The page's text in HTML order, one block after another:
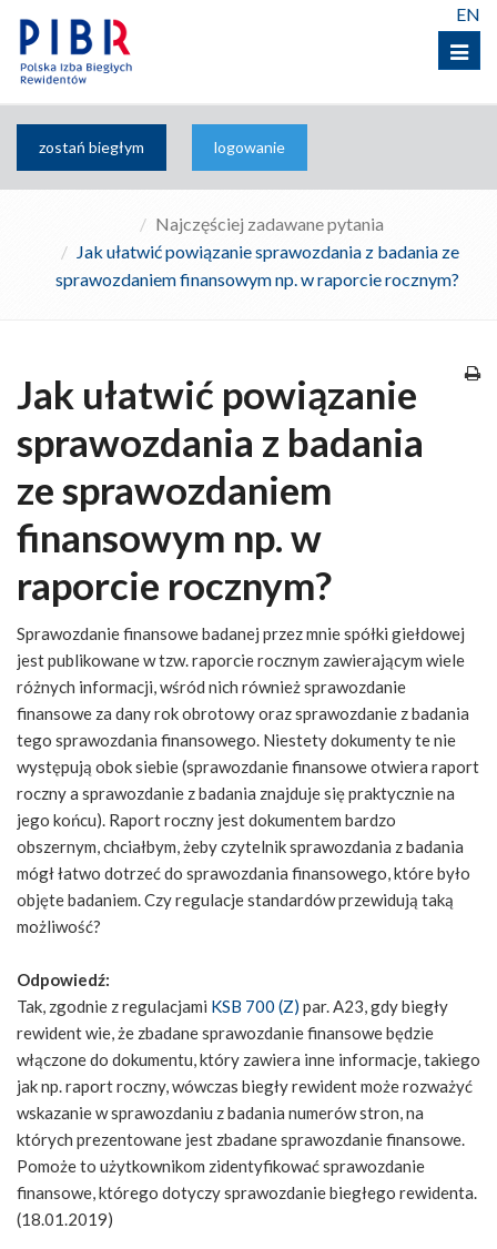
Menu
EN
zostań biegłym logowanie
Najczęściej zadawane pytania
Jak ułatwić powiązanie sprawozdania z badania ze
sprawozdaniem finansowym np. w raporcie rocznym?
Jak ułatwić powiązanie
sprawozdania z badania
ze sprawozdaniem
finansowym np. w
raporcie rocznym?
Sprawozdanie finansowe badanej przez mnie spółki giełdowej
jest publikowane w tzw. raporcie rocznym zawierającym wiele
różnych informacji, wśród nich również sprawozdanie
finansowe za dany rok obrotowy oraz sprawozdanie z badania
tego sprawozdania finansowego. Niestety dokumenty te nie
występują obok siebie (sprawozdanie finansowe otwiera raport
roczny a sprawozdanie z badania znajduje się praktycznie na
jego końcu). Raport roczny jest dokumentem bardzo
obszernym, chciałbym, żeby czytelnik sprawozdania z badania
mógł łatwo dotrzeć do sprawozdania finansowego, które było
objęte badaniem. Czy regulacje standardów przewidują taką
możliwość?
Odpowiedź:
Tak, zgodnie z regulacjami KSB 700 (Z) par. A23, gdy biegły
rewident wie, że zbadane sprawozdanie finansowe będzie
włączone do dokumentu, który zawiera inne informacje, takiego
jak np. raport roczny, wówczas biegły rewident może rozważyć
wskazanie w sprawozdaniu z badania numerów stron, na
których prezentowane jest zbadane sprawozdanie finansowe.
Pomoże to użytkownikom zidentyfikować sprawozdanie
finansowe, którego dotyczy sprawozdanie biegłego rewidenta.
(18.01.2019)